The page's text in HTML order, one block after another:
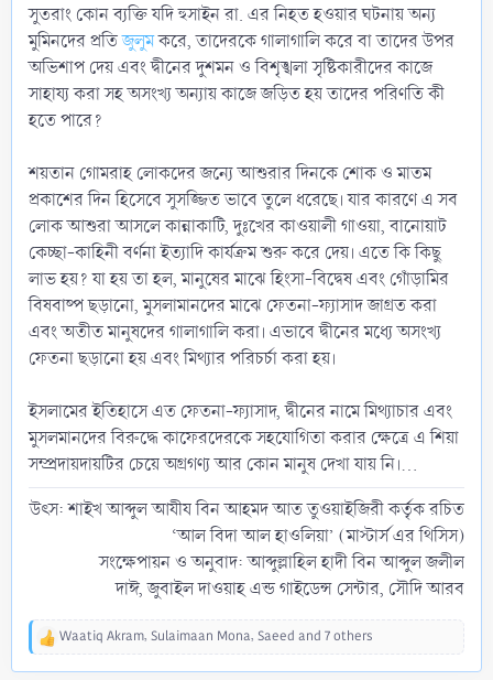
সুতরাং কোন ব্যক্তি যদি হুসাইন রা. এর নিহত হওয়ার ঘটনায় অন্য
মুমিনদের প্রতিজুলুমকরে, তাদেরকে গালাগালি করে বা তাদের উপর
অভিশাপ দেয় এবং দ্বীনের দুশমন ও বিশৃঙ্খলা সৃষ্টিকারীদের কাজে
সাহায্য করা সহ অসংখ্য অন্যায় কাজে জড়িত হয় তাদের পরিণতি কী
হতে পারে?
শয়তান গোমরাহ লোকদের জন্যে আশুরার দিনকে শোক ও মাতম
প্রকাশের দিন হিসেবে সুসজ্জিত ভাবে তুলে ধরেছে। যার কারণে এ সব
লোক আশুরা আসলে কান্নাকাটি, দুঃখের কাওয়ালী গাওয়া, বানোয়াট
কেচ্ছা-কাহিনী বর্ণনা ইত্যাদি কার্যক্রম শুরু করে দেয়। এতে কি কিছু
লাভ হয়? যা হয় তা হল, মানুষের মাঝে হিংসা-বিদ্বেষ এবং গোঁড়ামির
বিষবাষ্প ছড়ানো, মুসলামানদের মাঝে ফেতনা-ফ্যাসাদ জাগ্রত করা
এবং অতীত মানুষদের গালাগালি করা। এভাবে দ্বীনের মধ্যে অসংখ্য
ফেতনা ছড়ানো হয় এবং মিথ্যার পরিচর্চা করা হয়।
ইসলামের ইতিহাসে এত ফেতনা-ফ্যাসাদ, দ্বীনের নামে মিথ্যাচার এবং
মুসলমানদের বিরুদ্ধে কাফেরদেরকে সহযোগিতা করার ক্ষেত্রে এ শিয়া
সম্প্রদায়দায়টির চেয়ে অগ্রগণ্য আর কোন মানুষ দেখা যায় নি।...
উৎস: শাইখ আব্দুল আযীয বিন আহমদ আত তুওয়াইজিরী কর্তৃক রচিত
‘আল বিদা আল হাওলিয়া’ (মাস্টার্স এর থিসিস)
সংক্ষেপায়ন ও অনুবাদ: আব্দুল্লাহিল হাদী বিন আব্দুল জলীল
দাঈ, জুবাইল দাওয়াহ এন্ড গাইডেন্স সেন্টার, সৌদি আরব​
R
Waatiq Akram, Sulaimaan Mona, Saeed and 7 others